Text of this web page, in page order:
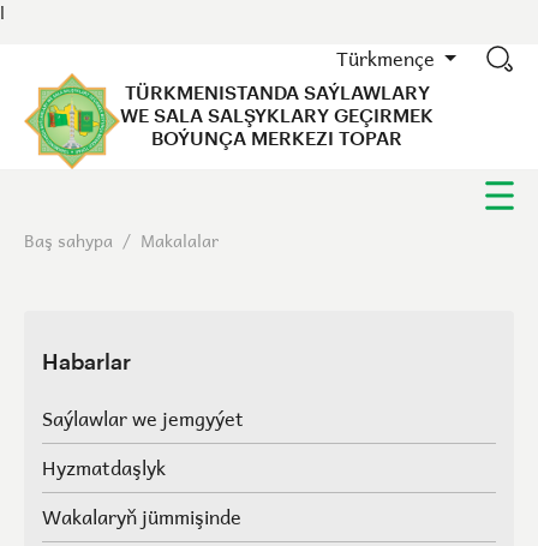
l
Türkmençe
TÜRKMENISTANDA SAÝLAWLARY
WE SALA SALŞYKLARY GEÇIRMEK
BOÝUNÇA MERKEZI TOPAR
Baş sahypa / Makalalar
Habarlar
Saýlawlar we jemgyýet
Hyzmatdaşlyk
Wakalaryň jümmişinde